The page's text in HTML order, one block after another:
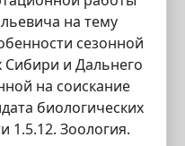
на тему
сезонной
и Дальнего
на соискание
биологических
1.5.12. Зоология.